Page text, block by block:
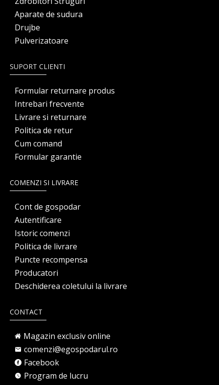
Aparate de sudura
Drujbe
Pulverizatoare
SUPORT CLIENTI
Formular returnare produs
Intrebari frecvente
Livrare si returnare
Politica de retur
Cum comand
Formular garantie
COMENZI SI LIVRARE
Cont de gospodar
Autentificare
Istoric comenzi
Politica de livrare
Puncte recompensa
Producatori
Deschiderea coletului la livrare
CONTACT
Magazin exclusiv online
comenzi@egospodarul.ro
Facebook
Program de lucru